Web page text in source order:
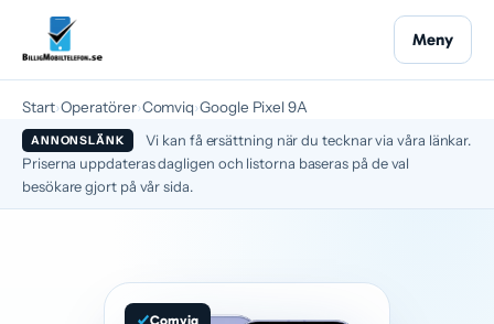
Meny
Start›Operatörer›Comviq›Google Pixel 9A
ANNONSLÄNK
Vi kan få ersättning när du tecknar via våra länkar.
Priserna uppdateras dagligen och listorna baseras på de val
besökare gjort på vår sida.
Comviq